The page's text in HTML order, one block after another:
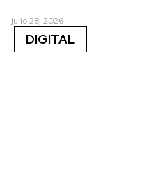
julio 28, 2026
DIGITAL